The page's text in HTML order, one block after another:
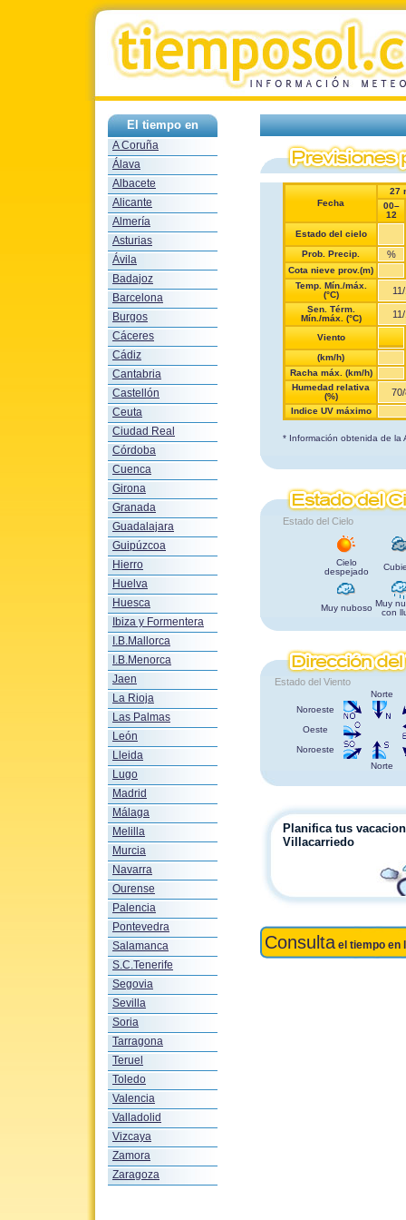
El tiempo en
A Coruña
Álava
Albacete
Alicante
Almería
Asturias
Ávila
Badajoz
Barcelona
Burgos
Cáceres
Cádiz
Cantabria
Castellón
Ceuta
Ciudad Real
Córdoba
Cuenca
Girona
Granada
Guadalajara
Guipúzcoa
Hierro
Huelva
Huesca
Ibiza y Formentera
I.B.Mallorca
I.B.Menorca
Jaen
La Rioja
Las Palmas
León
Lleida
Lugo
Madrid
Málaga
Melilla
Murcia
Navarra
Ourense
Palencia
Pontevedra
Salamanca
S.C.Tenerife
Segovia
Sevilla
Soria
Tarragona
Teruel
Toledo
Valencia
Valladolid
Vizcaya
Zamora
Zaragoza
Fecha
27
00–
12
Estado del cielo
Prob. Precip.
%
Cota nieve prov.(m)
Temp. Mín./máx.
(°C)
11/
Sen. Térm.
Mín./máx. (°C)
11/
Viento
(km/h)
Racha máx. (km/h)
Humedad relativa
(%)
70/
Indice UV máximo
* Información obtenida de la
Estado del Cielo
Cielo
despejado
Muy nuboso Muy
con
Estado del Viento
Norte
Noroeste
Oeste
Noroeste
Norte
Planifica tus
Villacarriedo
Consulta el tiempo en